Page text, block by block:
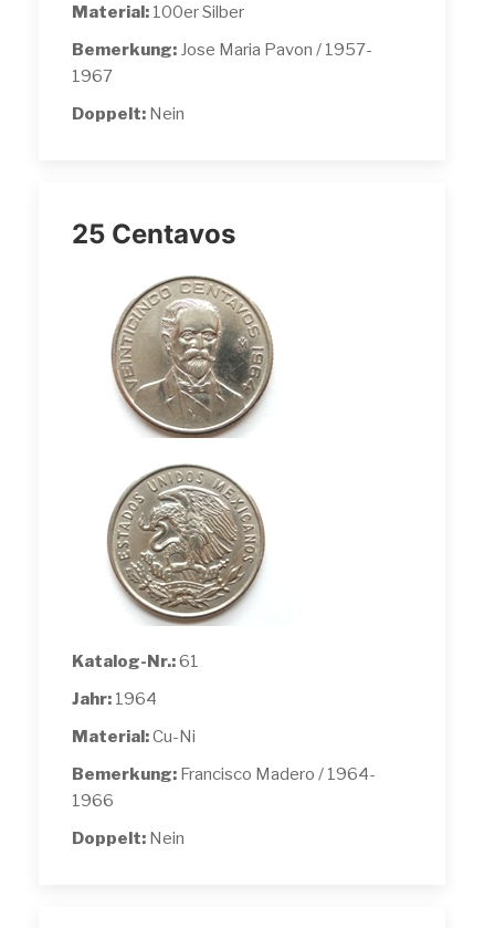
Material: 100er Silber
Bemerkung: Jose Maria Pavon / 1957-
1967
Doppelt: Nein
25 Centavos
Katalog-Nr.:61
Jahr: 1964
Material:Cu-Ni
Bemerkung: Francisco Madero / 1964-
1966
Doppelt: Nein